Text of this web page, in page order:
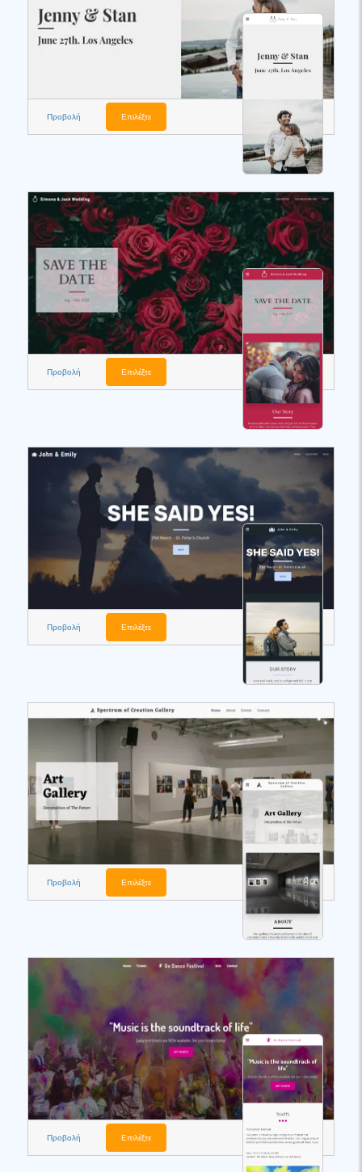
Προβολή Επιλέξτε
Προβολή Επιλέξτε
Προβολή Επιλέξτε
Προβολή Επιλέξτε
Προβολή Επιλέξτε